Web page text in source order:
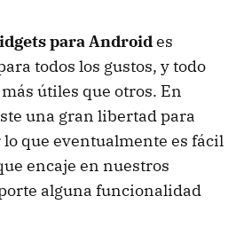
para Androides
todos los gustos, y todo
útiles que otros. En
una gran libertad para
que eventualmente es fácil
encaje en nuestros
alguna funcionalidad